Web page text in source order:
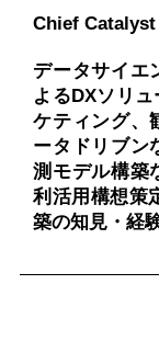
Chief
データサイエ
よるDXソリ
ケティング、
ータドリブン
測モデル構築
利活用構想策
築の知見・経